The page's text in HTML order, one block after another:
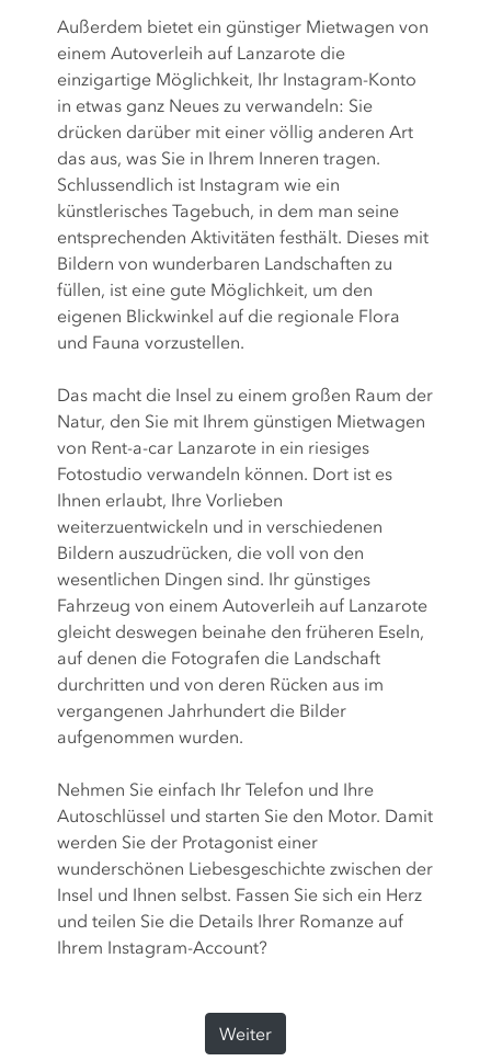
Außerdem bietet ein günstiger Mietwagen von
einem Autoverleih auf Lanzarote die
einzigartige Möglichkeit, Ihr Instagram-Konto
in etwas ganz Neues zu verwandeln: Sie
drücken darüber mit einer völlig anderen Art
das aus, was Sie in Ihrem Inneren tragen.
Schlussendlich ist Instagram wie ein
künstlerisches Tagebuch, in dem man seine
entsprechenden Aktivitäten festhält. Dieses mit
Bildern von wunderbaren Landschaften zu
füllen, ist eine gute Möglichkeit, um den
eigenen Blickwinkel auf die regionale Flora
und Fauna vorzustellen.
Das macht die Insel zu einem großen Raum der
Natur, den Sie mit Ihrem günstigen Mietwagen
von Rent-a-car Lanzarote in ein riesiges
Fotostudio verwandeln können. Dort ist es
Ihnen erlaubt, Ihre Vorlieben
weiterzuentwickeln und in verschiedenen
Bildern auszudrücken, die voll von den
wesentlichen Dingen sind. Ihr günstiges
Fahrzeug von einem Autoverleih auf Lanzarote
gleicht deswegen beinahe den früheren Eseln,
auf denen die Fotografen die Landschaft
durchritten und von deren Rücken aus im
vergangenen Jahrhundert die Bilder
aufgenommen wurden.
Nehmen Sie einfach Ihr Telefon und Ihre
Autoschlüssel und starten Sie den Motor. Damit
werden Sie der Protagonist einer
wunderschönen Liebesgeschichte zwischen der
Insel und Ihnen selbst. Fassen Sie sich ein Herz
und teilen Sie die Details Ihrer Romanze auf
Ihrem Instagram-Account?
Weiter